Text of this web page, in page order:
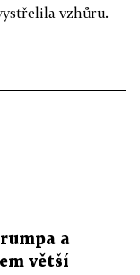
vzhůru.
a
větší